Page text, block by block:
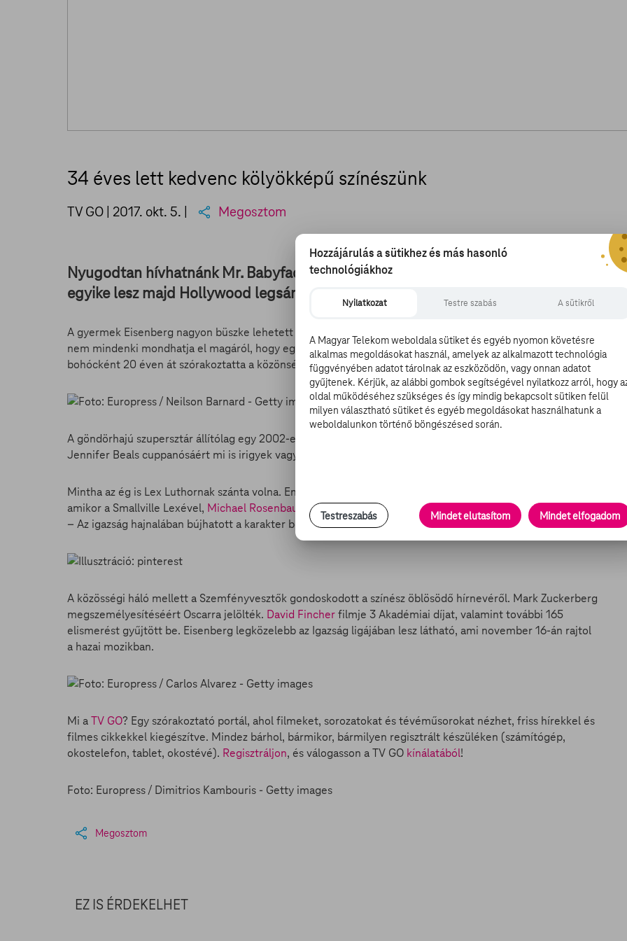
34 éves lett kedvenc kölyökképű színészünk
TV GO | 2017. okt. 5. | Megosztom
Nyugodtan hívhatnánk Mr. Babyface-nek is a ma ünneplő színészt, aki alighanem
egyike lesz majd Hollywood legsármosabb negyveneseinek.
A gyermek Eisenberg nagyon büszke lehetett anyukájára az általános iskolai mesterségek napján, hiszen
nem mindenki mondhatja el magáról, hogy egy igazi bohóccal töltheti a mindennapjait. Amy profi
bohócként 20 éven át szórakoztatta a közönséget.
A göndörhajú szupersztár állítólag egy 2002-es filmforgatáson csókolózott először csak igazán. A csinos
Jennifer Beals cuppanósáért mi is irigyek vagyunk.
Mintha az ég is Lex Luthornak szánta volna. Ennek első jelei a 2005-ös Vérfarkas forgatásán mutatkoztak,
amikor a Smallville Lexével, Michael Rosenbaum
mal dolgozott. 11 évvel később a Batman Superman ellen
– Az igazság hajnalában bújhatott a karakter bőrébe.
A közösségi háló mellett a Szemfényvesztők gondoskodott a színész öblösödő hírnevéről. Mark Zuckerberg
megszemélyesítéséért Oscarra jelölték. David Fincherfilmje 3 Akadémiai díjat, valamint további 165
elismerést gyűjtött be. Eisenberg legközelebb az Igazság ligájában lesz látható, ami november 16-án rajtol
a hazai mozikban.
Mi aTV GO? Egy szórakoztató portál, ahol filmeket, sorozatokat és tévéműsorokat nézhet, friss hírekkel és
filmes cikkekkel kiegészítve. Mindez bárhol, bármikor, bármilyen regisztrált készüléken (számítógép,
okostelefon, tablet, okostévé). Regisztráljon, és válogasson a TV GO kínálatából!
Foto: Europress / Dimitrios Kambouris - Getty images
Megosztom
EZ IS ÉRDEKELHET
Hozzájárulás a sütikhez és más hasonló
technológiákhoz
Nyilatkozat Testre szabás A sütikről
A Magyar Telekom weboldala sütiket és egyéb nyomon követésre
alkalmas megoldásokat használ, amelyek az alkalmazott technológia
függvényében adatot tárolnak az eszközödön, vagy onnan adatot
gyűjtenek. Kérjük, az alábbi gombok segítségével nyilatkozz arról, hogy
oldal működéséhez szükséges és így mindig bekapcsolt sütiken felül
milyen választható sütiket és egyéb megoldásokat használhatunk a
weboldalunkon történő böngészésed során.
Testreszabás Mindet elutasítom Mindet elfogadom